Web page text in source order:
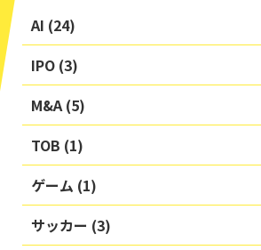
AI (24)
IPO (3)
M&A (5)
TOB (1)
ゲーム (1)
サッカー (3)